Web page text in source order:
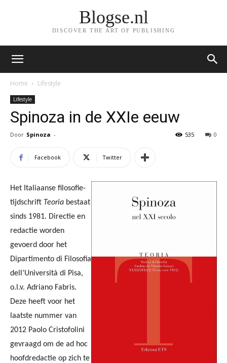
Blogse.nl
DISCOVER THE ART OF PUBLISHING
Home Lifestyle
Lifestyle
Spinoza in de XXIe eeuw
Door Spinoza - 0
535
Facebook Twitter
Het Italiaanse filosofie-
tijdschrift Teoria bestaat
sinds 1981. Directie en
redactie worden
gevoerd door het
Dipartimento di Filosofia
dell’Università di Pisa,
o.l.v. Adriano Fabris.
Deze heeft voor het
laatste nummer van
2012 Paolo Cristofolini
gevraagd om de ad hoc
hoofdredactie op zich te